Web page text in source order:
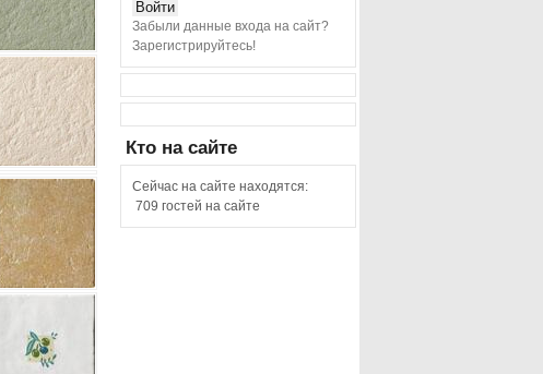
Забыли данные входа на сайт?
Зарегистрируйтесь!
Кто на сайте
Сейчас на сайте находятся:
709 гостей на сайте